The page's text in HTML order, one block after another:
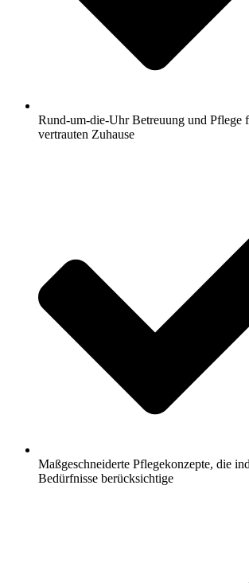
Rund-um-die-Uhr Betreuung und Pflege
vertrauten Zuhause
Maßgeschneiderte Pflegekonzepte, die
Bedürfnisse berücksichtige